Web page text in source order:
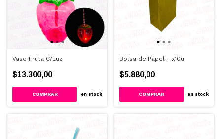
Vaso Fruta C/Luz
$13.300,00
COMPRAR en stock
Bolsa de Papel - x10u
$5.880,00
COMPRAR en stock